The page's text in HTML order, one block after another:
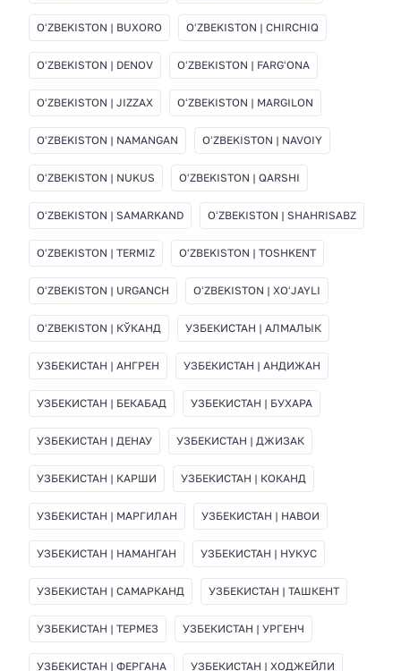
OʻZBEKISTON | BUXORO OʻZBEKISTON | CHIRCHIQ
OʻZBEKISTON | DENOV OʻZBEKISTON | FARGʻONA
OʻZBEKISTON | JIZZAX OʻZBEKISTON | MARGILON
OʻZBEKISTON | NAMANGAN OʻZBEKISTON | NAVOIY
OʻZBEKISTON | NUKUS OʻZBEKISTON | QARSHI
OʻZBEKISTON | SAMARKAND OʻZBEKISTON | SHAHRISABZ
OʻZBEKISTON | TERMIZ OʻZBEKISTON | TOSHKENT
OʻZBEKISTON | URGANCH OʻZBEKISTON | XOʻJAYLI
OʻZBEKISTON | КЎКАНД УЗБЕКИСТАН | АЛМАЛЫК
УЗБЕКИСТАН | АНГРЕН УЗБЕКИСТАН | АНДИЖАН
УЗБЕКИСТАН | БЕКАБАД УЗБЕКИСТАН | БУХАРА
УЗБЕКИСТАН | ДЕНАУ УЗБЕКИСТАН | ДЖИЗАК
УЗБЕКИСТАН | КАРШИ УЗБЕКИСТАН | КОКАНД
УЗБЕКИСТАН | МАРГИЛАН УЗБЕКИСТАН | НАВОИ
УЗБЕКИСТАН | НАМАНГАН УЗБЕКИСТАН | НУКУС
УЗБЕКИСТАН | САМАРКАНД УЗБЕКИСТАН | ТАШКЕНТ
УЗБЕКИСТАН | ТЕРМЕЗ УЗБЕКИСТАН | УРГЕНЧ
УЗБЕКИСТАН | ФЕРГАНА УЗБЕКИСТАН | ХОДЖЕЙЛИ